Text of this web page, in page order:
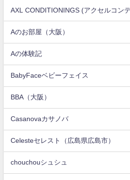
AXL CONDITIONINGS (アクセルコン
Aのお部屋（大阪）
Aの体験記
BabyFaceベビーフェイス
BBA（大阪）
Casanovaカサノバ
Celesteセレスト（広島県広島市）
chouchouシュシュ